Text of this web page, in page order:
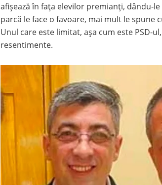
afișează în fața elevilor premianți, dându-
parcă le face o favoare, mai mult le spune
Unul care este limitat, așa cum este PSD-
resentimente.